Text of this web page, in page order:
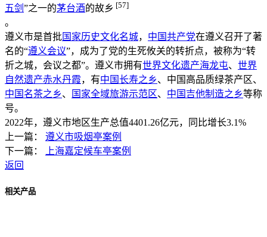
五剑 ”之一的茅台酒的故乡 [57]
。
遵义市是首批国家历史文化名城， 中国共产党在遵义召开了著
名的“遵义会议”，成为了党的生死攸关的转折点，被称为“转
折之城，会议之都”。遵义市拥有世界文化遗产海龙屯、 世界
自然遗产赤水丹霞，有中国长寿之乡、中国高品质绿茶产区、
中国名茶之乡、 国家全域旅游示范区、 中国吉他制造之乡等称
号。
2022年，遵义市地区生产总值4401.26亿元，同比增长3.1%
上一篇： 遵义市吸烟亭案例
下一篇：
上海嘉定候车亭案例
返回
相关产品